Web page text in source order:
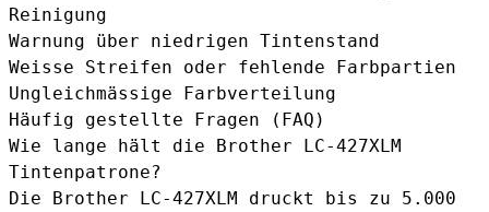
Reinigung
Warnung über niedrigen Tintenstand
Weisse Streifen oder fehlende Farbpartien
Ungleichmässige Farbverteilung
Häufig gestellte Fragen (FAQ)
Wie lange hält die Brother LC-427XLM
Tintenpatrone?
Die Brother LC-427XLM druckt bis zu 5.000